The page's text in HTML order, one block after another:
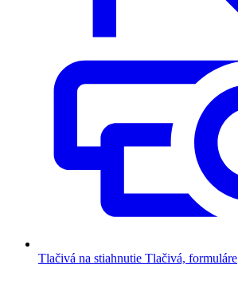
Tlačivá na stiahnutie Tlačivá, formuláre